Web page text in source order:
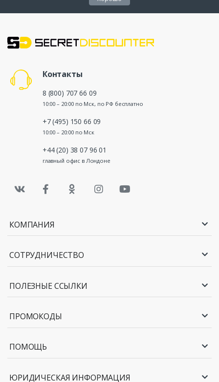
Контакты
8 (800) 707 66 09
10:00 – 20:00 по Мск, по РФ бесплатно
+7 (495) 150 66 09
10:00 – 20:00 по Мск
+44 (20) 38 07 96 01
главный офис в Лондоне
КОМПАНИЯ
СОТРУДНИЧЕСТВО
ПОЛЕЗНЫЕ ССЫЛКИ
ПРОМОКОДЫ
ПОМОЩЬ
ЮРИДИЧЕСКАЯ ИНФОРМАЦИЯ